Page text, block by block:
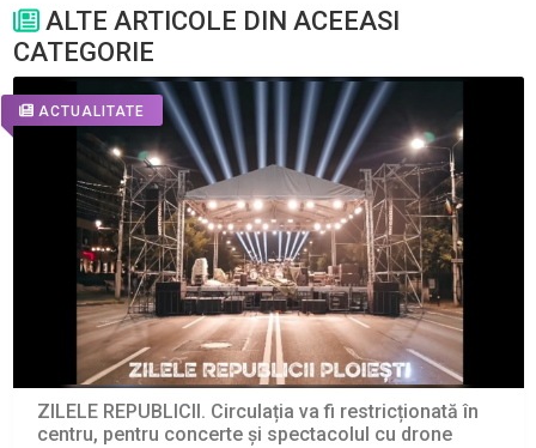
ALTE ARTICOLE DIN ACEEASI
CATEGORIE
ACTUALITATE
ZILELE REPUBLICII. Circulația va fi restricționată în
centru, pentru concerte și spectacolul cu drone